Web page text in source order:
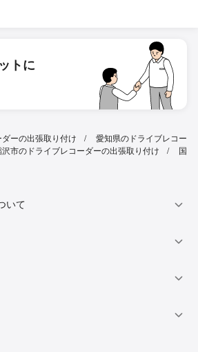
トに
ダーの出張取り付け
愛知県のドライブレコー
沢市のドライブレコーダーの出張取り付け
国
いて